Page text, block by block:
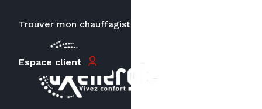
Trouver mon chauffagiste
Espace client